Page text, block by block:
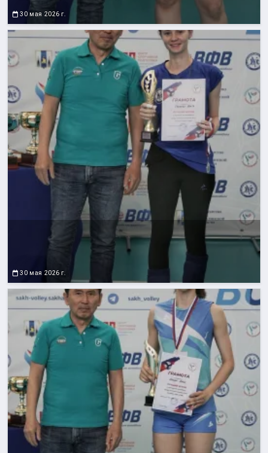
30 мая 2026 г.
30 мая 2026 г.